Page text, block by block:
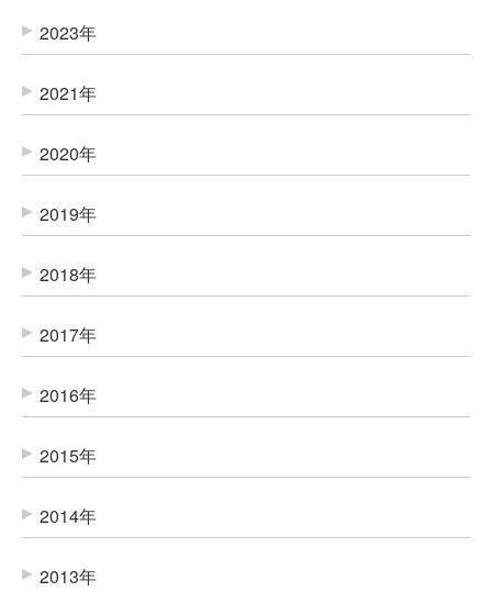
2023年
2021年
2020年
2019年
2018年
2017年
2016年
2015年
2014年
2013年